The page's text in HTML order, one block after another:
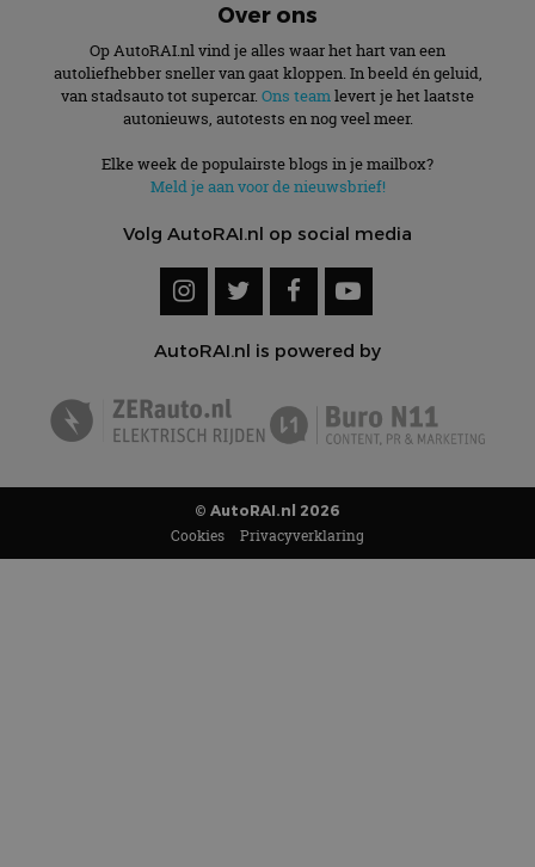
Over ons
Op AutoRAI.nl vind je alles waar het hart van een
autoliefhebber sneller van gaat kloppen. In beeld én geluid,
van stadsauto tot supercar. Ons teamlevert je het laatste
autonieuws, autotests en nog veel meer.
Elke week de populairste blogs in je mailbox?
Meld je aan voor de nieuwsbrief!
Volg AutoRAI.nl op social media
AutoRAI.nl is powered by
© AutoRAI.nl 2026
Cookies Privacyverklaring